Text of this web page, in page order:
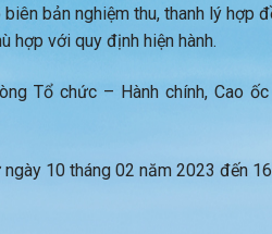
bản nghiệm thu, thanh lý hợp
hợp với quy định hiện hành.
Tổ chức – Hành chính, Cao
ngày 10 tháng 02 năm 2023 đến